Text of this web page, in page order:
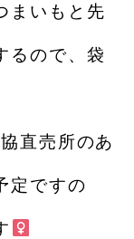
まいもと先
るので、袋
直売所のあ
定ですの